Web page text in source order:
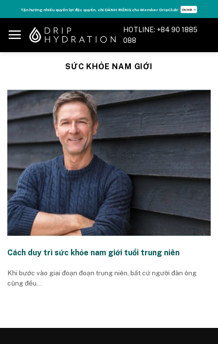
to
content
Tận hưởng nhiều quyền lợi độc quyền, chỉ DÀNH RIÊNG cho Member DripClub! Chi tiết ➝
HOTLINE: +84 90 1885
088
SỨC KHỎE NAM GIỚI
Cách duy trì sức khỏe nam giới tuổi trung niên
Khi bước vào giai đoạn đoạn trung niên, bất cứ người đàn ông
cũng đều...